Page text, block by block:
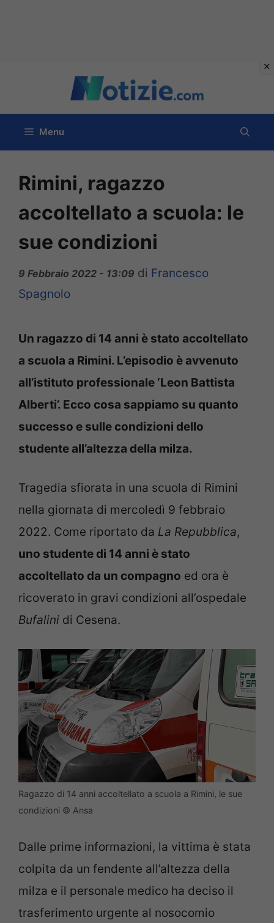
contenuto
Menu
Rimini, ragazzo
accoltellato a scuola: le
sue condizioni
9 Febbraio 2022 - 13:09 di Francesco
Spagnolo
Un ragazzo di 14 anni è stato accoltellato
a scuola a Rimini. L’episodio è avvenuto
all’istituto professionale ‘Leon Battista
Alberti’. Ecco cosa sappiamo su quanto
successo e sulle condizioni dello
studente all’altezza della milza.
Tragedia sfiorata in una scuola di Rimini
nella giornata di mercoledì 9 febbraio
2022. Come riportato da La Repubblica,
uno studente di 14 anni è stato
accoltellato da un compagno ed ora è
ricoverato in gravi condizioni all’ospedale
Bufalini di Cesena.
Ragazzo di 14 anni accoltellato a scuola a Rimini, le sue
condizioni © Ansa
Dalle prime informazioni, la vittima è stata
colpita da un fendente all’altezza della
milza e il personale medico ha deciso il
trasferimento urgente al nosocomio